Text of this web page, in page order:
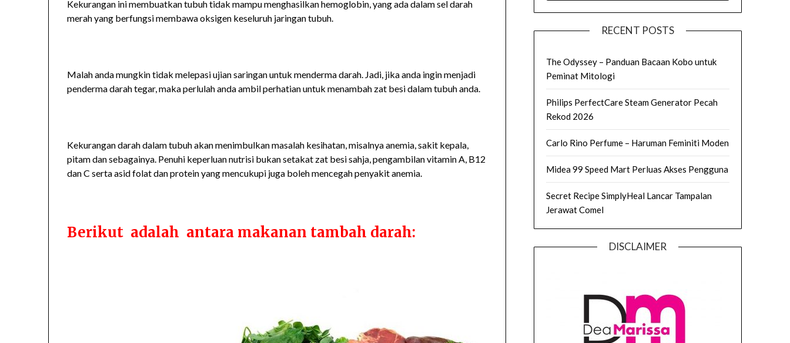
Kekurangan ini membuatkan tubuh tidak mampu menghasilkan hemoglobin, yang ada dalam sel darah
merah yang berfungsi membawa oksigen keseluruh jaringan tubuh.
Malah anda mungkin tidak melepasi ujian saringan untuk menderma darah. Jadi, jika anda ingin menjadi
penderma darah tegar, maka perlulah anda ambil perhatian untuk menambah zat besi dalam tubuh anda.
Kekurangan darah dalam tubuh akan menimbulkan masalah kesihatan, misalnya anemia, sakit kepala,
pitam dan sebagainya. Penuhi keperluan nutrisi bukan setakat zat besi sahja, pengambilan vitamin A, B12
dan C serta asid folat dan protein yang mencukupi juga boleh mencegah penyakit anemia.
Berikut adalah antara makanan tambah darah:
RECENT POSTS
The Odyssey – Panduan Bacaan Kobo untuk
Peminat Mitologi
Philips PerfectCare Steam Generator Pecah
Rekod 2026
Carlo Rino Perfume – Haruman Feminiti Moden
Midea 99 Speed Mart Perluas Akses Pengguna
Secret Recipe SimplyHeal Lancar Tampalan
Jerawat Comel
DISCLAIMER